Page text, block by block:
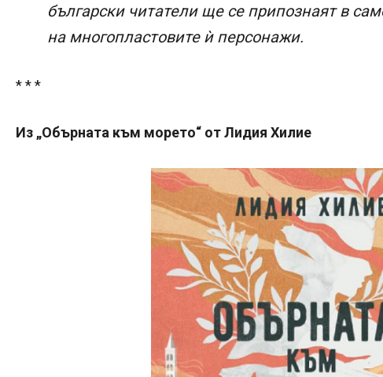
български читатели ще се припознаят в
на многопластовите ѝ персонажи.
* * *
Из „Обърната към морето“ от Лидия Хилие